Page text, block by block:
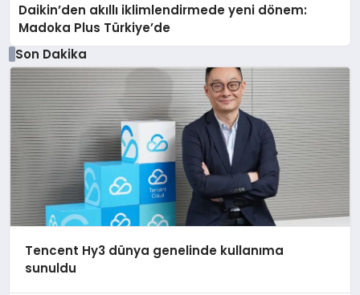
Daikin’den akıllı iklimlendirmede yeni dönem:
Madoka Plus Türkiye’de
Son Dakika
Tencent Hy3 dünya genelinde kullanıma
sunuldu